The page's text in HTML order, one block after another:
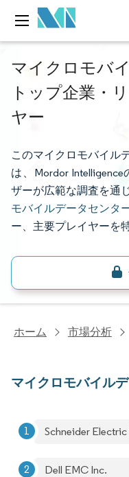
マイクロモバ
トップ企業・
ヤー
このマイクロモバイル
は、Mordor
ザーが広範な調査を通
モバイルデータセンタ
ー、主要プレイヤーを
ホーム 市場分析
マイクロモバイル
Schneider Electric
Dell EMC Inc.